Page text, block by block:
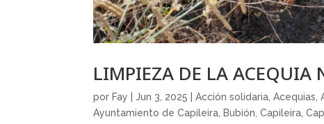
LIMPIEZA DE LA ACEQUIA
por Fay |Jun 3, 2025 |Acción solidaria ,Acequias ,
Ayuntamiento de Capileira Bubión ,Capileira ,